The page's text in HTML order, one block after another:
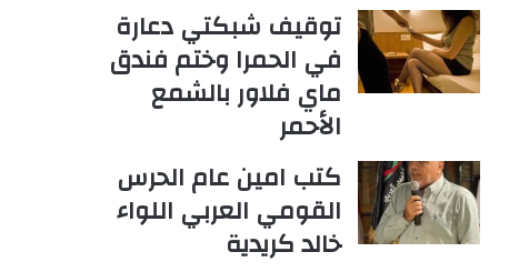
توقيف شبكتي دعارة
في الحمرا وختم فندق
ماي فلاور بالشمع
الأحمر
كتب امين عام الحرس
القومي العربي اللواء
خالد كريدية